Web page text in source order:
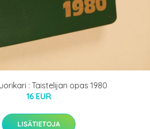
: Taistelijan opas 1980
16 EUR
LISÄTIETOJA